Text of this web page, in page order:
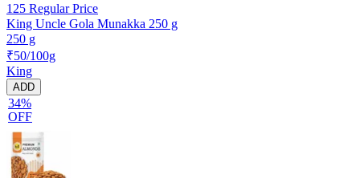
125 Regular Price
King Uncle Gola Munakka 250 g
250 g
₹50/100g
King
ADD
34%
OFF